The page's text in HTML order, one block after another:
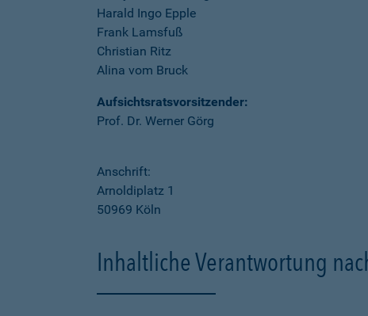
Harald Ingo Epple
Frank Lamsfuß
Christian Ritz
Alina vom Bruck
Aufsichtsratsvorsitzender:
Prof. Dr. Werner Görg
Anschrift:
Arnoldiplatz 1
50969 Köln
Inhaltliche Verantwortung